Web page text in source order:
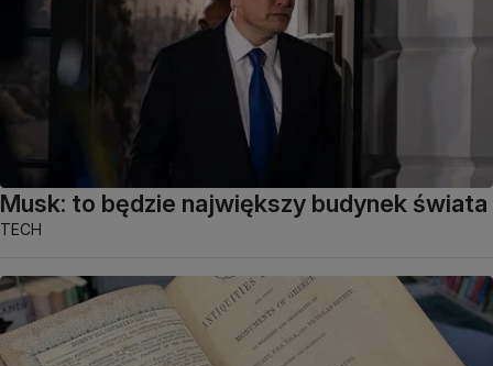
Musk: to będzie największy budynek świata
TECH